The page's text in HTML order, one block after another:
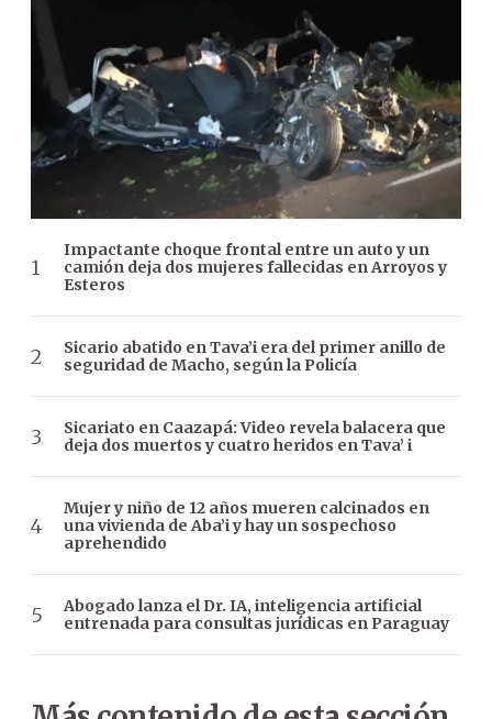
Impactante choque frontal entre un auto y un
camión deja dos mujeres fallecidas en Arroyos y
Esteros
Sicario abatido en Tava’i era del primer anillo de
seguridad de Macho, según la Policía
Sicariato en Caazapá: Video revela balacera que
deja dos muertos y cuatro heridos en Tava’ i
Mujer y niño de 12 años mueren calcinados en
una vivienda de Aba’i y hay un sospechoso
aprehendido
Abogado lanza el Dr. IA, inteligencia artificial
entrenada para consultas jurídicas en Paraguay